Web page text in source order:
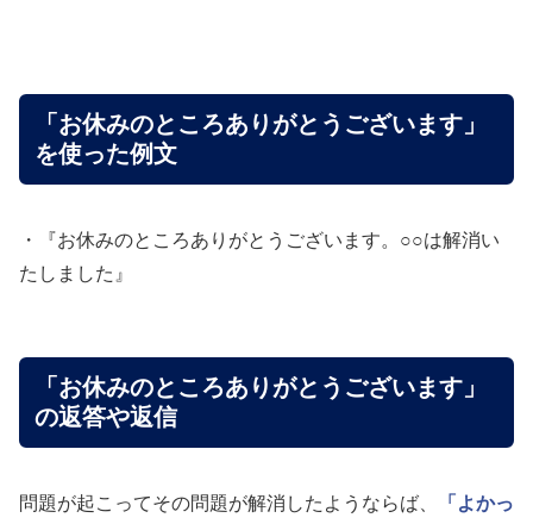
「お休みのところありがとうございます」
を使った例文
・『お休みのところありがとうございます。○○は解消い
たしました』
「お休みのところありがとうございます」
の返答や返信
問題が起こってその問題が解消したようならば、
「よかっ